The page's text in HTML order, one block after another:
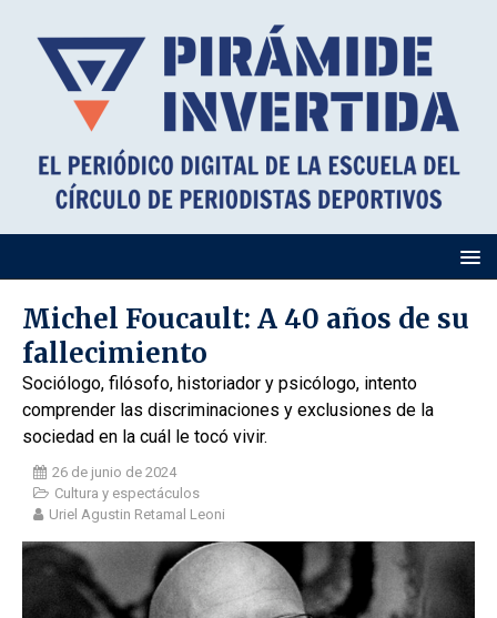
Michel Foucault: A 40 años de su
fallecimiento
Sociólogo, filósofo, historiador y psicólogo, intento
comprender las discriminaciones y exclusiones de la
sociedad en la cuál le tocó vivir.
26 de junio de 2024
Cultura y espectáculos
Uriel Agustin Retamal Leoni